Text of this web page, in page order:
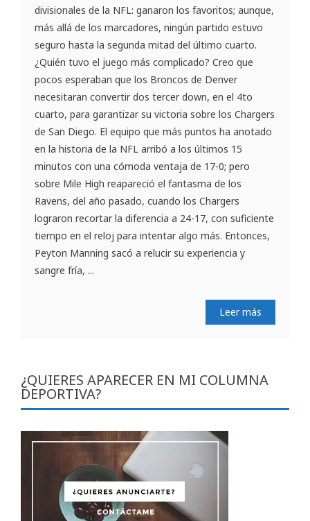
divisionales de la NFL: ganaron los favoritos; aunque,
más allá de los marcadores, ningún partido estuvo
seguro hasta la segunda mitad del último cuarto.
¿Quién tuvo el juego más complicado? Creo que
pocos esperaban que los Broncos de Denver
necesitaran convertir dos tercer down, en el 4to
cuarto, para garantizar su victoria sobre los Chargers
de San Diego. El equipo que más puntos ha anotado
en la historia de la NFL arribó a los últimos 15
minutos con una cómoda ventaja de 17-0; pero
sobre Mile High reapareció el fantasma de los
Ravens, del año pasado, cuando los Chargers
lograron recortar la diferencia a 24-17, con suficiente
tiempo en el reloj para intentar algo más. Entonces,
Peyton Manning sacó a relucir su experiencia y
sangre fría, ...
Leer más
¿QUIERES APARECER EN MI COLUMNA
DEPORTIVA?